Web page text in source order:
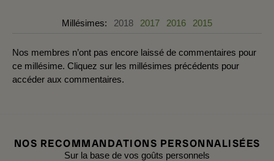
Millésimes: 2018 2017 2016 2015
Nos membres n’ont pas encore laissé de commentaires pour
ce millésime. Cliquez sur les millésimes précédents pour
accéder aux commentaires.
NOS RECOMMANDATIONS PERSONNALISÉES
Sur la base de vos goûts personnels